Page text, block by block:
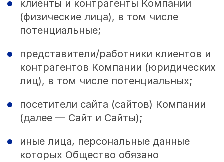
клиенты и контрагенты Компании
(физические лица), в том числе
потенциальные;
представители/работники клиентов и
контрагентов Компании (юридических
лиц), в том числе потенциальных;
посетители сайта (сайтов) Компании
(далее — Сайт и Сайты);
иные лица, персональные данные
которых Общество обязано